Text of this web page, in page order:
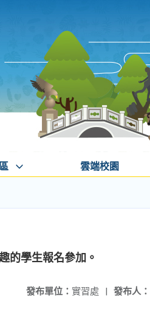
雲端校園
的學生報名參加。
發布人：
發布單位： 實習處 |